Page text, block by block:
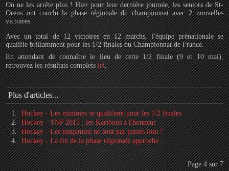
On ne les arrête plus ! Hier pour leur dernière journée, les seniors de St-
Orens ont conclu la phase régionale du championnat avec 2 nouvelles
victoires.
Avec un total de 12 victoires en 12 matchs, l'équipe prénationale se
qualifie brillamment pour les 1/2 finales du Championnat de France.
En attendant de connaître le lieu de cette 1/2 finale (9 et 10 mai),
retrouvez les résultats completsici.
Plus d'articles...
Hockey - Les minimes se qualifient pour les 1/2 finales
Hockey - TNP 2015 : les Karibous à l'honneur
Hockey - Les benjamins ne sont pas passés loin !
Hockey - La fin de la phase régionale approche ...
Page 4 sur 7